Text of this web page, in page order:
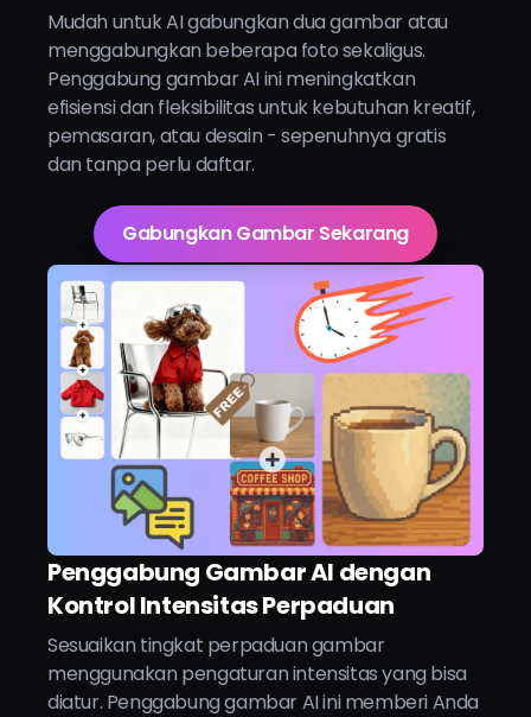
Mudah untuk AI gabungkan dua gambar atau
menggabungkan beberapa foto sekaligus.
Penggabung gambar AI ini meningkatkan
efisiensi dan fleksibilitas untuk kebutuhan kreatif,
pemasaran, atau desain - sepenuhnya gratis
dan tanpa perlu daftar.
Gabungkan Gambar Sekarang
Penggabung Gambar AI dengan
Kontrol Intensitas Perpaduan
Sesuaikan tingkat perpaduan gambar
menggunakan pengaturan intensitas yang bisa
diatur. Penggabung gambar AI ini memberi Anda